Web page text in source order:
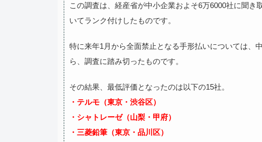
この調査は、経産省が中小企業およそ6万6000社に聞
いてランク付けしたものです。
特に来年1月から全面禁止となる手形払いについては、
ら、調査に踏み切ったものです。
その結果、最低評価となったのは以下の15社。
・テルモ（東京・渋谷区）
・シャトレーゼ（山梨・甲府）
・三菱鉛筆（東京・品川区）